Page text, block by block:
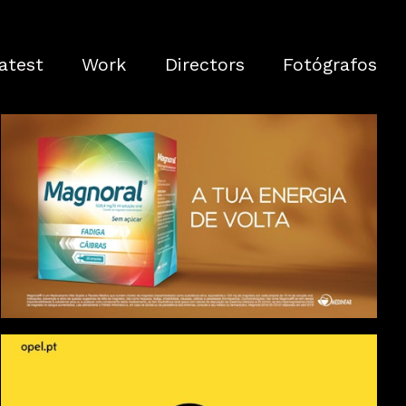
Work Directors Fotógrafos
Magnoral Campanha 2018 - 5 x 10"